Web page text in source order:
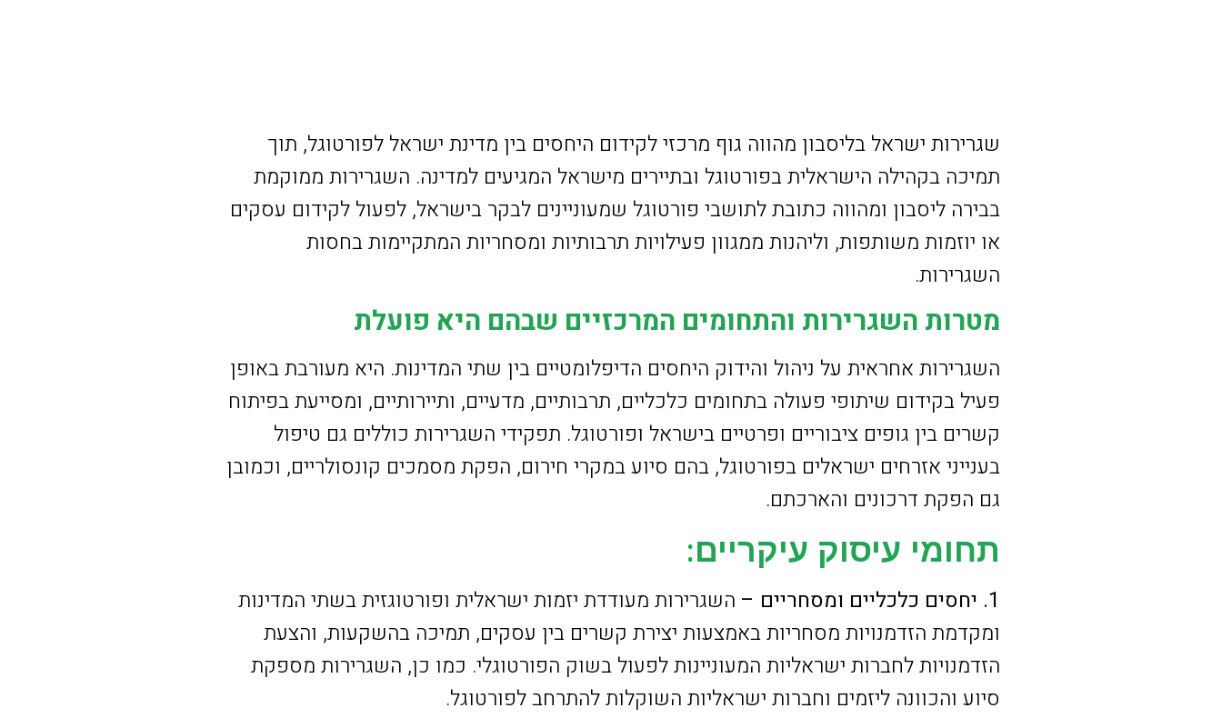
שגרירות ישראל בליסבון מהווה גוף מרכזי לקידום היחסים בין מדינת ישראל לפורטוגל, תוך
תמיכה בקהילה הישראלית בפורטוגל ובתיירים מישראל המגיעים למדינה. השגרירות ממוקמת
בבירה ליסבון ומהווה כתובת לתושבי פורטוגל שמעוניינים לבקר בישראל, לפעול לקידום עסקים
או יוזמות משותפות, וליהנות ממגוון פעילויות תרבותיות ומסחריות המתקיימות בחסות
השגרירות.
מטרות השגרירות והתחומים המרכזיים שבהם היא פועלת
השגרירות אחראית על ניהול והידוק היחסים הדיפלומטיים בין שתי המדינות. היא מעורבת באופן
פעיל בקידום שיתופי פעולה בתחומים כלכליים, תרבותיים, מדעיים, ותיירותיים, ומסייעת בפיתוח
קשרים בין גופים ציבוריים ופרטיים בישראל ופורטוגל. תפקידי השגרירות כוללים גם טיפול
בענייני אזרחים ישראלים בפורטוגל, בהם סיוע במקרי חירום, הפקת מסמכים קונסולריים, וכמובן
גם הפקת דרכונים והארכתם.
תחומי עיסוק עיקריים:
1. יחסים כלכליים ומסחריים –
השגרירות מעודדת יזמות ישראלית ופורטוגזית בשתי המדינות
ומקדמת הזדמנויות מסחריות באמצעות יצירת קשרים בין עסקים, תמיכה בהשקעות, והצעת
הזדמנויות לחברות ישראליות המעוניינות לפעול בשוק הפורטוגלי. כמו כן, השגרירות מספקת
סיוע והכוונה ליזמים וחברות ישראליות השוקלות להתרחב לפורטוגל.